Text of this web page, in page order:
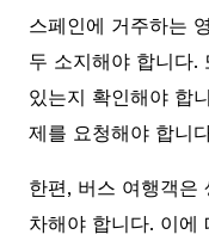
스페인에 거주하는
두 소지해야 합니다.
있는지 확인해야 합
제를 요청해야 합니
한편, 버스 여행객은
차해야 합니다. 이에